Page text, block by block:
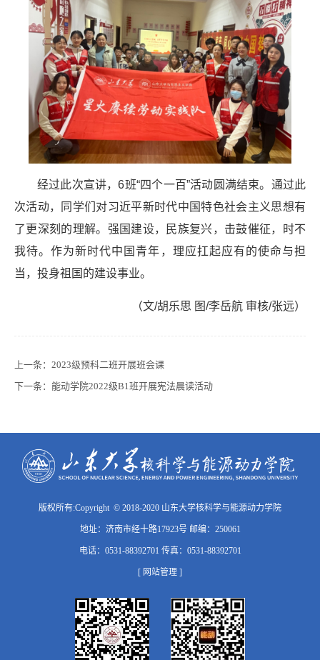
经过此次宣讲，6班“四个一百”活动圆满结束。通过此
次活动，同学们对习近平新时代中国特色社会主义思想有
了更深刻的理解。强国建设，民族复兴，击鼓催征，时不
我待。作为新时代中国青年，理应扛起应有的使命与担
当，投身祖国的建设事业。
（文/胡乐思 图/李岳航 审核/张远）
上一条： 2023级预科二班开展班会课
下一条： 能动学院2022级B1班开展宪法晨读活动
版权所有:Copyright © 2018-2020 山东大学核科学与能源动力学院
地址：济南市经十路17923号 邮编：250061
电话：0531-88392701 传真：0531-88392701
[ 网站管理 ]